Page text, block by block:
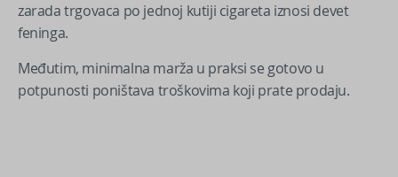
zarada trgovaca po jednoj kutiji cigareta iznosi devet
feninga.
Međutim, minimalna marža u praksi se gotovo u
potpunosti poništava troškovima koji prate prodaju.